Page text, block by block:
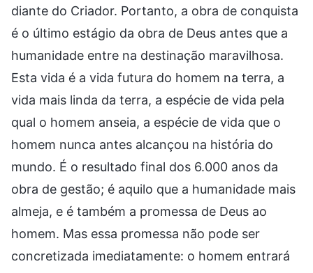
diante do Criador. Portanto, a obra de conquista
é o último estágio da obra de Deus antes que a
humanidade entre na destinação maravilhosa.
Esta vida é a vida futura do homem na terra, a
vida mais linda da terra, a espécie de vida pela
qual o homem anseia, a espécie de vida que o
homem nunca antes alcançou na história do
mundo. É o resultado final dos 6.000 anos da
obra de gestão; é aquilo que a humanidade mais
almeja, e é também a promessa de Deus ao
homem. Mas essa promessa não pode ser
concretizada imediatamente: o homem entrará